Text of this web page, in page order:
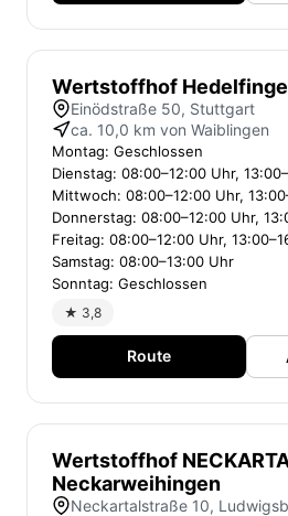
Wertstoffhof
Einödstraße 50, Stuttgart
ca. 10,0 km von Waiblingen
Montag: Geschlossen
Dienstag: 08:00–12:00 Uhr,
Mittwoch: 08:00–12:00 Uhr,
Donnerstag: 08:00–12:00 Uhr,
Freitag: 08:00–12:00 Uhr,
Samstag: 08:00–13:00 Uhr
Sonntag: Geschlossen
★ 3,8
Route
Wertstoffhof
Neckarweihingen
Neckartalstraße 10,